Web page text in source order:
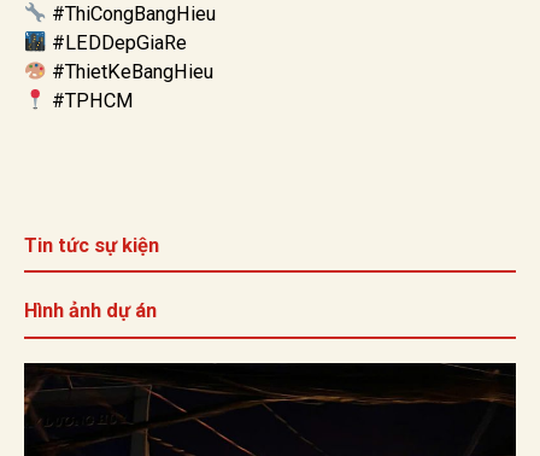
#ThiCongBangHieu
#LEDDepGiaRe
#ThietKeBangHieu
#TPHCM
Tin tức sự kiện
Hình ảnh dự án